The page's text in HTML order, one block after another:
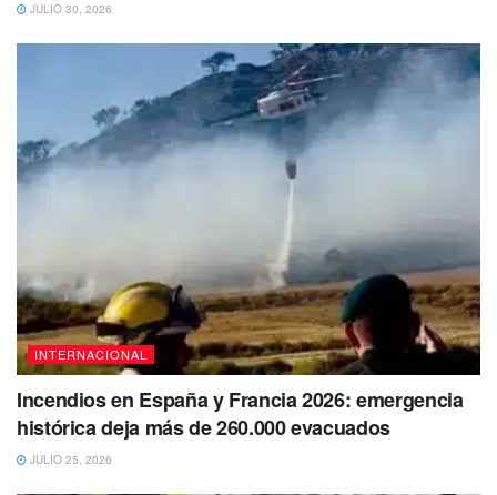
JULIO 30, 2026
INTERNACIONAL
Incendios en España y Francia 2026: emergencia
histórica deja más de 260.000 evacuados
JULIO 25, 2026